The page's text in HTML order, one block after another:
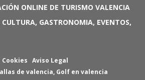
ONLINE DE TURISMO VALENCIA
GASTRONOMIA, EVENTOS,
Cookies Aviso Legal
de valencia, Golf en valencia